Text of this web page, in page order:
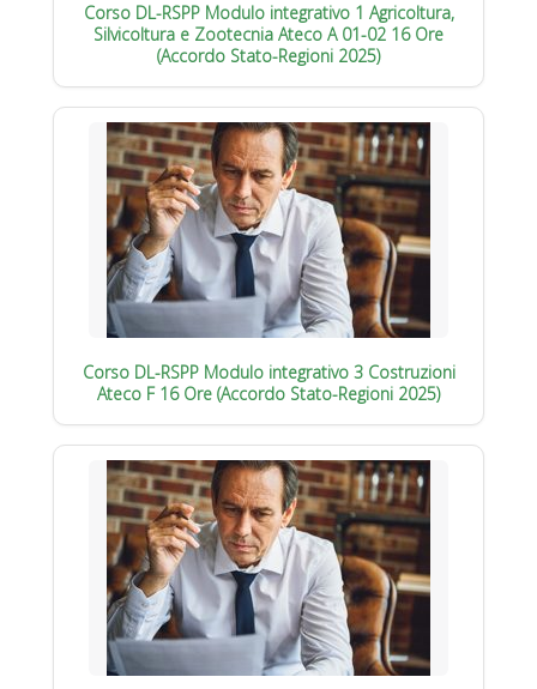
Corso DL-RSPP Modulo integrativo 1 Agricoltura,
Silvicoltura e Zootecnia Ateco A 01-02 16 Ore
(Accordo Stato-Regioni 2025)
Corso DL-RSPP Modulo integrativo 3 Costruzioni
Ateco F 16 Ore (Accordo Stato-Regioni 2025)